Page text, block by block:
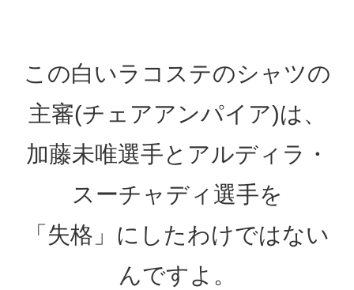
この白いラコステのシャツの
主審(チェアアンパイア)は、
加藤未唯選手とアルディラ・
スーチャディ選手を
「失格」にしたわけではない
んですよ。